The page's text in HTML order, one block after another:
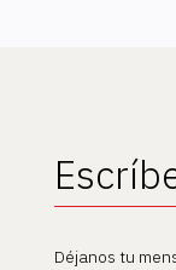
Déjanos tu